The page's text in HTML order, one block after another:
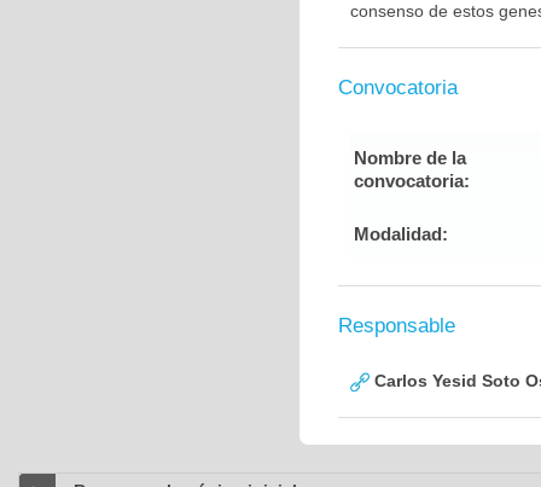
consenso de estos
Convocatoria
Nombre de la
convocatoria:
Modalidad:
Responsable
Carlos Yesid Soto